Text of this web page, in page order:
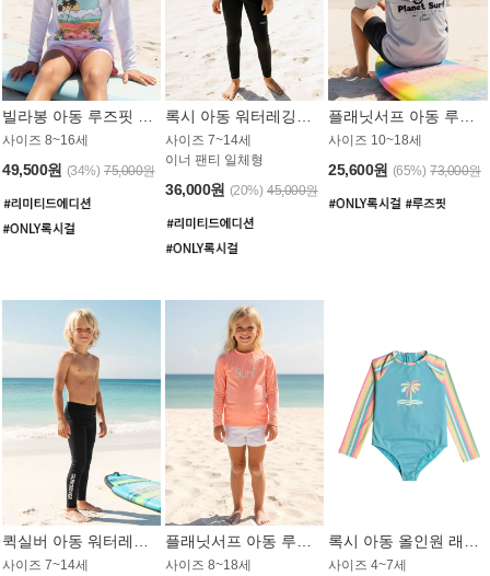
사이즈 8~16세
49,500원 (34%) 75,000원
사이즈 7~14세
이너 팬티 일체형
36,000원 (20%) 45,000원
사이즈 10~18세
25,600원 (65%) 73,000원
사이즈 7~14세
사이즈 8~18세 사이즈 4~7세